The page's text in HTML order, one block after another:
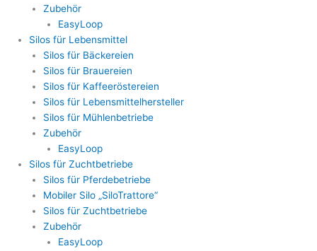
Zubehör
EasyLoop
Silos für Lebensmittel
Silos für Bäckereien
Silos für Brauereien
Silos für Kaffeeröstereien
Silos für Lebensmittelhersteller
Silos für Mühlenbetriebe
Zubehör
EasyLoop
Silos für Zuchtbetriebe
Silos für Pferdebetriebe
Mobiler Silo „SiloTrattore“
Silos für Zuchtbetriebe
Zubehör
EasyLoop